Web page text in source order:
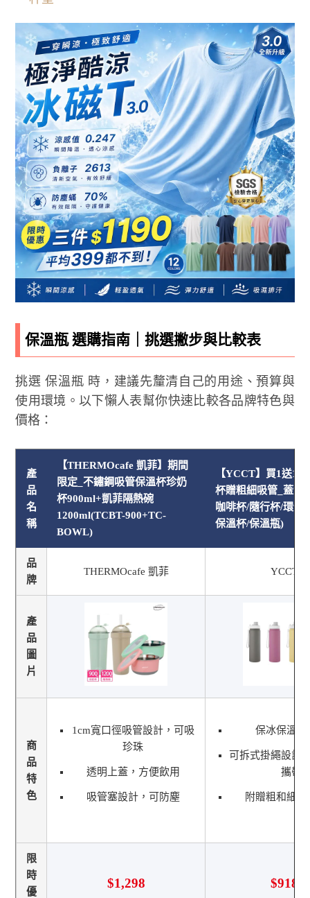
保溫瓶 選購指南｜挑選撇步與比較表
挑選 保溫瓶 時，建議先釐清自己的用途、預算與
使用環境。以下懶人表幫你快速比較各品牌特色與
價格：
產
品
名
稱
【THERMOcafe 凱菲】期間
限定_不鏽鋼吸管保溫杯珍奶
杯900ml+凱菲隔熱碗
1200ml(TCBT-900+TC-
BOWL)
【YCCT】買1送1_
杯贈粗細吸管_蓋賀
咖啡杯/隨行杯/環保
保溫杯/保溫瓶)
品
牌
THERMOcafe 凱菲 YCCT
產
品
圖
片
商
品
特
色
1cm寬口徑吸管設計，可吸
珍珠
透明上蓋，方便飲用
吸管塞設計，可防塵
保冰保溫飲
可拆式掛繩設計
攜帶
附贈粗和細矽
限
時
優
$1,298 $918